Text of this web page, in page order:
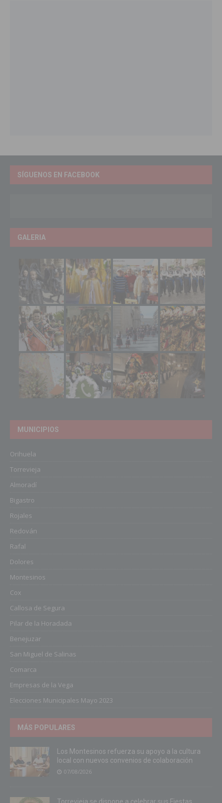
SÍGUENOS EN FACEBOOK
GALERIA
MUNICIPIOS
Orihuela
Torrevieja
Almoradí
Bigastro
Rojales
Redován
Rafal
Dolores
Montesinos
Cox
Callosa de Segura
Pilar de la Horadada
Benejuzar
San Miguel de Salinas
Comarca
Empresas de la Vega
Elecciones Municipales Mayo 2023
MÁS POPULARES
Los Montesinos refuerza su apoyo a la cultura
local con nuevos convenios de colaboración
07/08/2026